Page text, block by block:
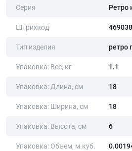
Серия Ретро
Штрихкод
Тип изделия ретро
Упаковка: Вес, кг 1.1
Упаковка: Длина, cм 18
Упаковка: Ширина, cм 18
Упаковка: Высота, cм 6
Упаковка: Объем, м.куб.